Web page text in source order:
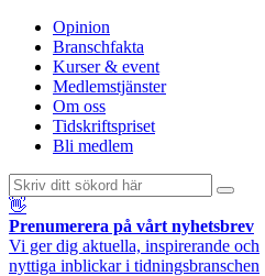
Opinion
Branschfakta
Kurser & event
Medlemstjänster
Om oss
Tidskriftspriset
Bli medlem
👋
Prenumerera på vårt nyhetsbrev
Vi ger dig aktuella, inspirerande och
nyttiga inblickar i tidningsbranschen